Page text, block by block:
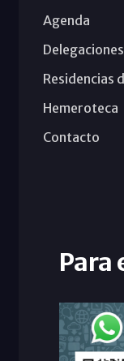
Agenda
Residencias
Hemeroteca
Contacto
Para